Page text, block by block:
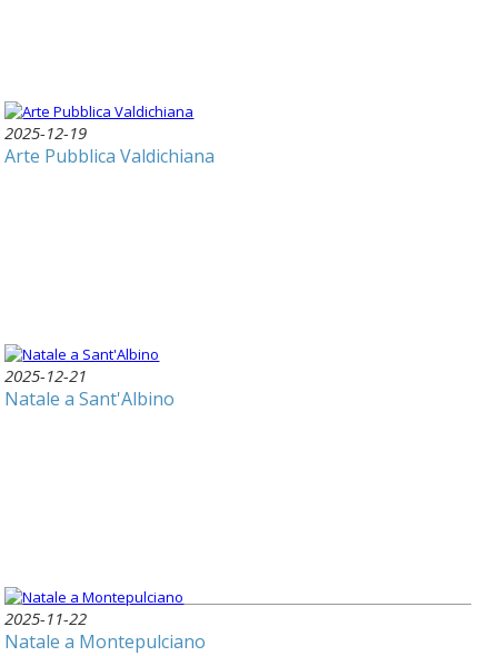
2025-12-19
Arte Pubblica Valdichiana
2025-12-21
Natale a Sant'Albino
2025-11-22
Natale a Montepulciano